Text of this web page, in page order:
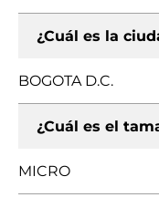
¿Cuál es la
BOGOTA D.C.
¿Cuál es el
MICRO